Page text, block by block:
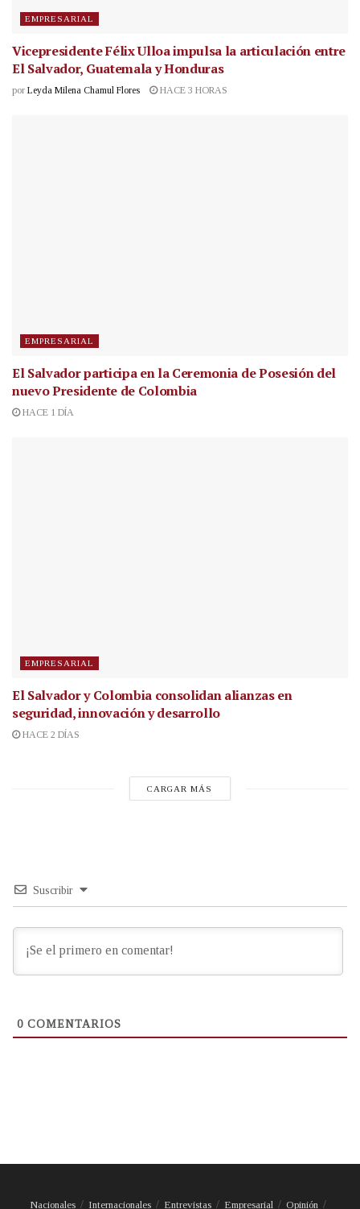
EMPRESARIAL
Vicepresidente Félix Ulloa impulsa la articulación entre
El Salvador, Guatemala y Honduras
por Leyda Milena Chamul Flores HACE 3 HORAS
EMPRESARIAL
El Salvador participa en la Ceremonia de Posesión del
nuevo Presidente de Colombia
HACE 1 DÍA
EMPRESARIAL
El Salvador y Colombia consolidan alianzas en
seguridad, innovación y desarrollo
HACE 2 DÍAS
CARGAR MÁS
Suscribir
0 COMENTARIOS
Nacionales Internacionales Entrevistas Empresarial Opinión